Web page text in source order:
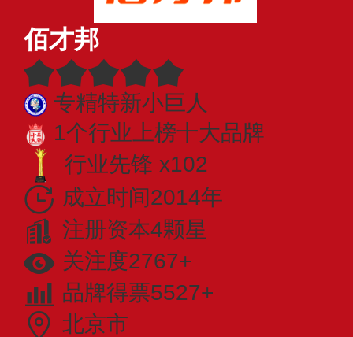
佰才邦
专精特新小巨人
1个行业上榜十大品牌
行业先锋 x102
成立时间2014年
注册资本4颗星
关注度2767+
品牌得票5527+
北京市